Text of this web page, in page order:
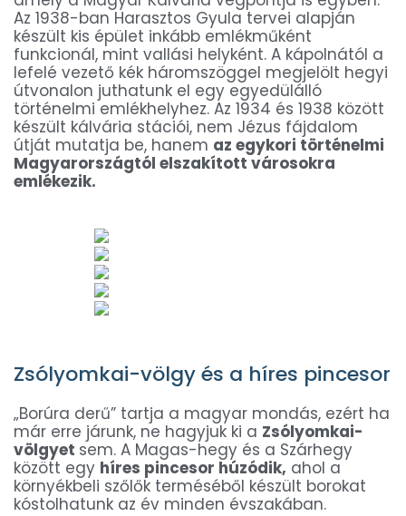
Az 1938-ban Harasztos Gyula tervei alapján
készült kis épület inkább emlékműként
funkcionál, mint vallási helyként. A kápolnától a
lefelé vezető kék háromszöggel megjelölt hegyi
útvonalon juthatunk el egy egyedülálló
történelmi emlékhelyhez. Az 1934 és 1938 között
készült kálvária stációi, nem Jézus fájdalom
útját mutatja be, hanem az egykori történelmi
Magyarországtól elszakított városokra
emlékezik.
Zsólyomkai-völgy és a híres pincesor
„Borúra derű” tartja a magyar mondás, ezért ha
már erre járunk, ne hagyjuk ki a Zsólyomkai-
völgyet sem. A Magas-hegy és a Szárhegy
között egy híres pincesor húzódik, ahol a
környékbeli szőlők terméséből készült borokat
kóstolhatunk az év minden évszakában.